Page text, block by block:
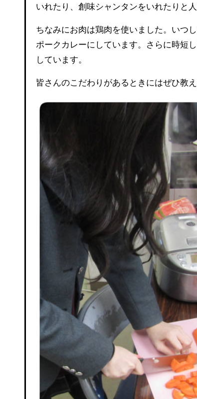
いれたり、創味シャンタンをいれたりと
ちなみにお肉は鶏肉を使いました。いつ
ポークカレーにしています。さらに時短
しています。
皆さんのこだわりがあるときにはぜひ教え